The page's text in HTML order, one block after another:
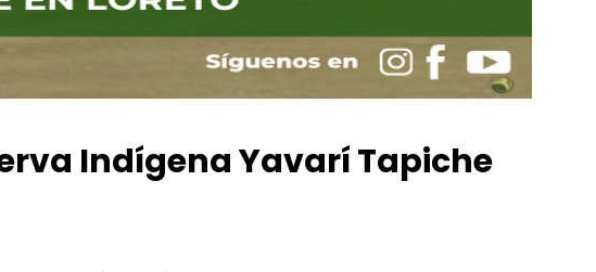
Indígena Yavarí Tapiche